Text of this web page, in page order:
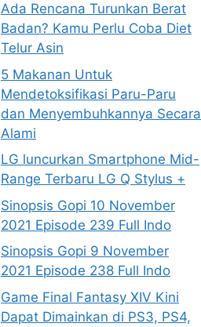
Ada Rencana Turunkan Berat
Badan? Kamu Perlu Coba Diet
Telur Asin
5 Makanan Untuk
Mendetoksifikasi Paru-Paru
dan Menyembuhkannya Secara
Alami
LG luncurkan Smartphone Mid-
Range Terbaru LG Q Stylus +
Sinopsis Gopi 10 November
2021 Episode 239 Full Indo
Sinopsis Gopi 9 November
2021 Episode 238 Full Indo
Game Final Fantasy XIV Kini
Dapat Dimainkan di PS3, PS4,